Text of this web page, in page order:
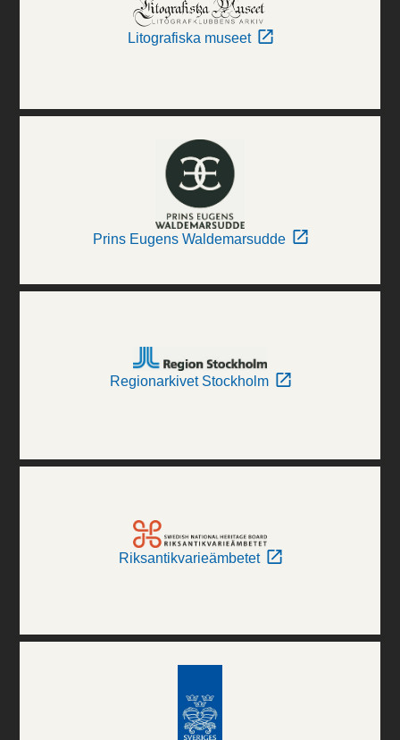
Litografiska museet
Prins Eugens Waldemarsudde
Regionarkivet Stockholm
Riksantikvarieämbetet